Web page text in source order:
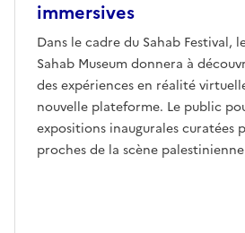
immersives
Dans le cadre du Sahab Festival,
Sahab Museum donnera à
des expériences en réalité
nouvelle plateforme. Le public
expositions inaugurales curatées
proches de la scène
d’archive et de préservation du